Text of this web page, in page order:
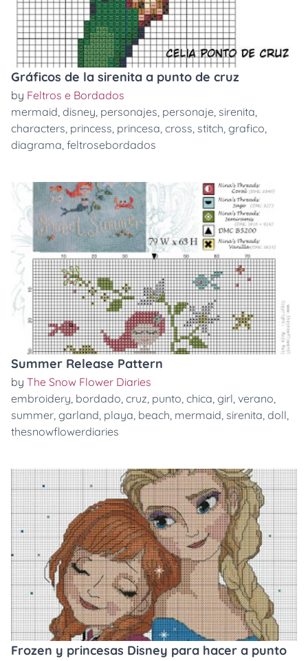
Gráficos de la sirenita a punto de cruz
by Feltros e Bordados
mermaid, disney, personajes, personaje, sirenita,
characters, princess, princesa, cross, stitch, grafico,
diagrama, feltrosebordados
Summer Release Pattern
by The Snow Flower Diaries
embroidery, bordado, cruz, punto, chica, girl, verano,
summer, garland, playa, beach, mermaid, sirenita, doll,
thesnowflowerdiaries
Frozen y princesas Disney para hacer a punto